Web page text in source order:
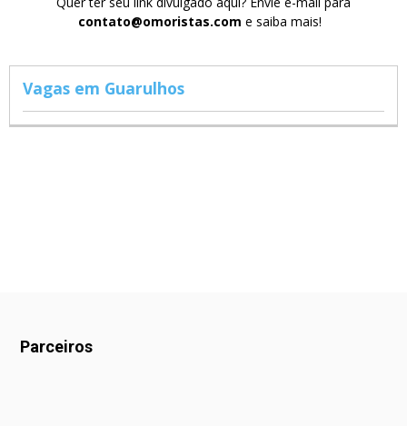
contato@omoristas.com e saiba mais!
Vagas em Guarulhos
Parceiros